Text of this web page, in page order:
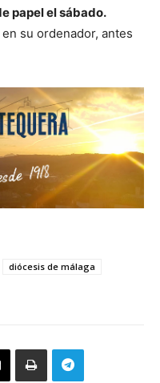
papel el sábado.
su ordenador, antes
diócesis de málaga